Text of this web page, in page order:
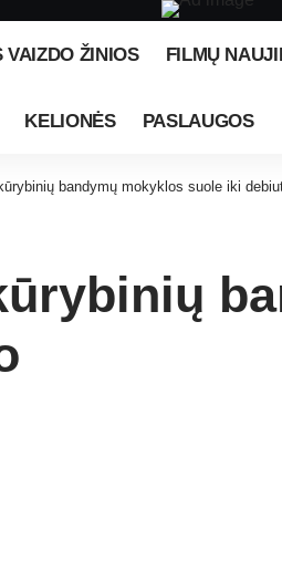
VAIZDO ŽINIOS FILMŲ
KELIONĖS PASLAUGOS
bandymų mokyklos suole iki